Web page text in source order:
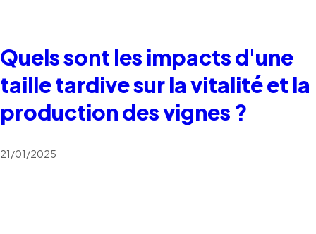
Quels sont les impacts d'une
taille tardive sur la vitalité et la
production des vignes ?
21/01/2025